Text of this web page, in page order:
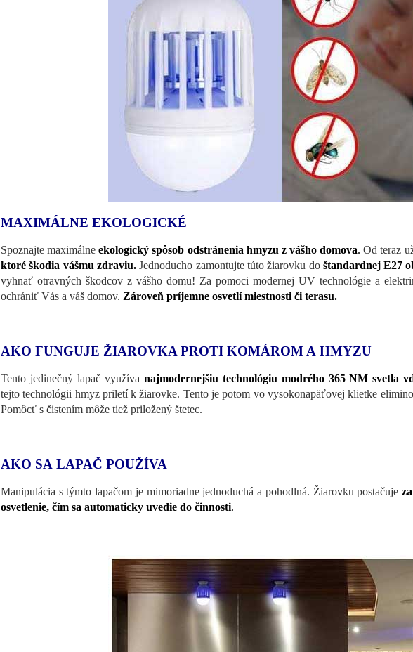
MAXIMÁLNE EKOLOGICKÉ
Spoznajte maximálneekologický spôsob odstránenia hmyzu z vášho domova. Od teraz
ktoré škodia vášmu zdraviu. Jednoducho zamontujte túto žiarovku do štandardnej E27
vyhnať otravných škodcov z vášho domu! Za pomoci modernej UV technológie a
ochrániť Vás a váš domov. Zároveň príjemne osvetlí miestnosti či terasu.
AKO FUNGUJE ŽIAROVKA PROTI KOMÁROM A HMYZU
Tento jedinečný lapač využíva najmodernejšiu technológiu modrého 365 NM svetla
tejto technológii hmyz priletí k žiarovke. Tento je potom vo vysokonapäťovej klietke
Pomôcť s čistením môže tiež priložený štetec.
AKO SA LAPAČ POUŽÍVA
Manipulácia s týmto lapačom je mimoriadne jednoduchá a pohodlná. Žiarovku postačuje
osvetlenie, čím sa automaticky uvedie do činnosti.